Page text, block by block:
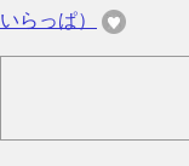
いらっぱ）